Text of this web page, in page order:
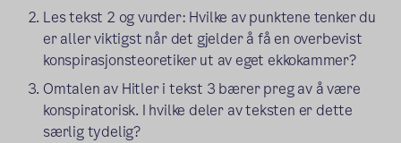
Les tekst 2 og vurder: Hvilke av punktene tenker du
er aller viktigst når det gjelder å få en overbevist
konspirasjonsteoretiker ut av eget ekkokammer?
Omtalen av Hitler i tekst 3 bærer preg av å være
konspiratorisk. I hvilke deler av teksten er dette
særlig tydelig?